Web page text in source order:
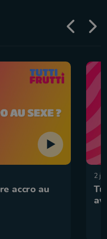
accro au
2